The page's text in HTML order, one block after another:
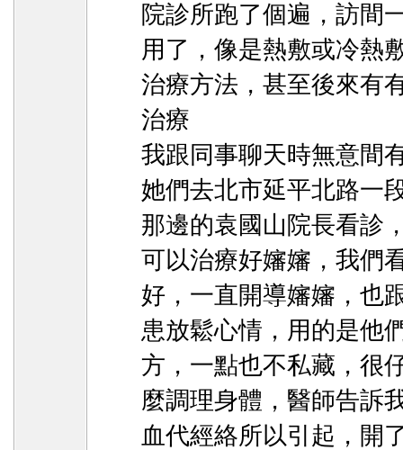
院診所跑了個遍，訪間
用了，像是熱敷或冷熱
治療方法，甚至後來有
治療
我跟同事聊天時無意間
她們去北市延平北路一
那邊的袁國山院長看診
可以治療好嬸嬸，我們
好，一直開導嬸嬸，也
患放鬆心情，用的是他
方，一點也不私藏，很
麼調理身體，醫師告訴
血代經絡所以引起，開